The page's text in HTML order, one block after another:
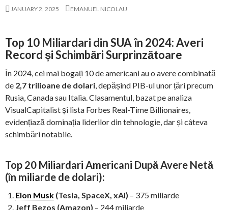
JANUARY 2, 2025 EMANUEL NICOLAU
Top 10 Miliardari din SUA în 2024: Averi
Record și Schimbări Surprinzătoare
În 2024, cei mai bogați 10 de americani au o avere combinată
de 2,7 trilioane de dolari, depășind PIB-ul unor țări precum
Rusia, Canada sau Italia. Clasamentul, bazat pe analiza
VisualCapitalist și lista Forbes Real-Time Billionaires,
evidențiază dominația liderilor din tehnologie, dar și câteva
schimbări notabile.
Top 20 Miliardari Americani După Avere Netă
(în miliarde de dolari):
Elon Musk (Tesla, SpaceX, xAI) – 375 miliarde
Jeff Bezos (Amazon) – 244 miliarde